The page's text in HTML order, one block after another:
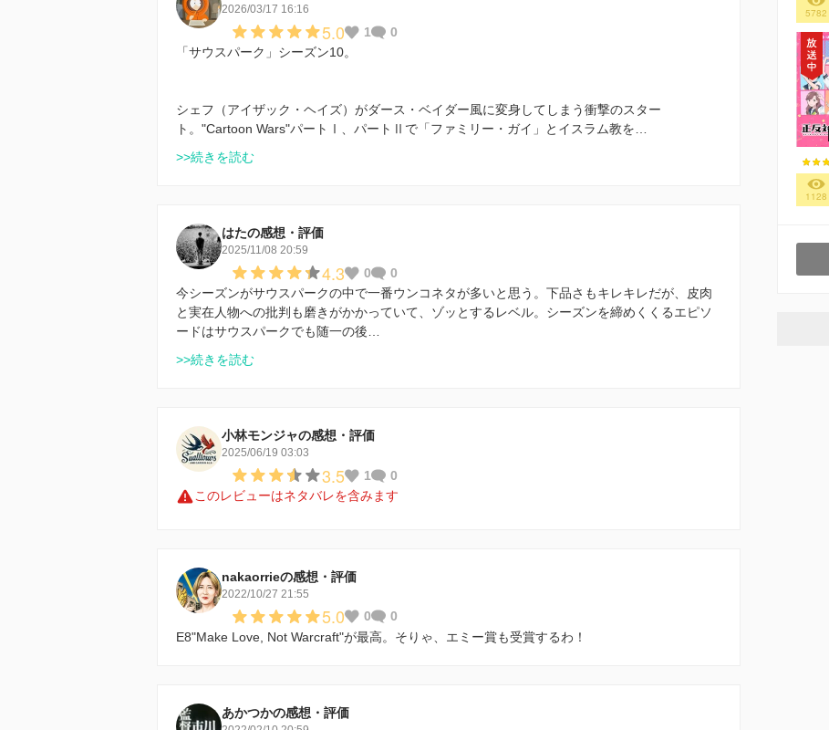
2026/03/17 16:16
5.0 1
0
「サウスパーク」シーズン10。
シェフ（アイザック・ヘイズ）がダース・ベイダー風に変身してしまう衝撃のスター
ト。"Cartoon Wars"パートⅠ、パートⅡで「ファミリー・ガイ」とイスラム教を…
>>続きを読む
はたの感想・評価
2025/11/08 20:59
4.3 0
0
今シーズンがサウスパークの中で一番ウンコネタが多いと思う。下品さもキレキレだが、皮肉
と実在人物への批判も磨きがかかっていて、ゾッとするレベル。シーズンを締めくくるエピソ
ードはサウスパークでも随一の後…
>>続きを読む
小林モンジャの感想・評価
2025/06/19 03:03
3.5 1
0
このレビューはネタバレを含みます
nakaorrieの感想・評価
2022/10/27 21:55
5.0 0
0
E8"Make Love, Not Warcraft"が最高。そりゃ、エミー賞も受賞するわ！
あかつかの感想・評価
5782
1128